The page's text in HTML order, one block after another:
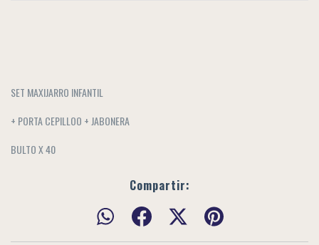
SET MAXIJARRO INFANTIL
+ PORTA CEPILLOO + JABONERA
BULTO X 40
Compartir: